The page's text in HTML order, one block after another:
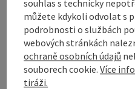
Objevte více
Označit příspěvek
souhlas s technicky
můžete kdykoli odvolat s
podrobnosti o službách
webových stránkách
ochraně osobních údajů
souborech cookie.Více
tiráži.